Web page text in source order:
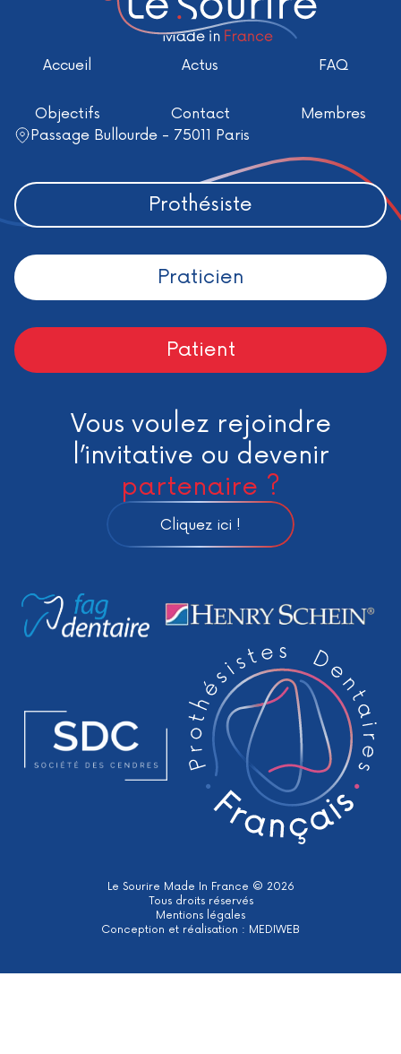
Accueil Actus FAQ
Objectifs Contact
Membres
Passage Bullourde - 75011 Paris
Prothésiste
Praticien
Patient
Vous voulez rejoindre
l’invitative ou devenir
partenaire ?
Cliquez ici !
Le Sourire Made In France © 2026
Tous droits réservés
Mentions légales
Conception et réalisation : MEDIWEB